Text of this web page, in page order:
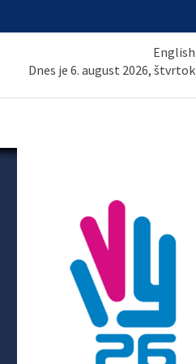
English
Dnes je 6. august 2026, štvrtok